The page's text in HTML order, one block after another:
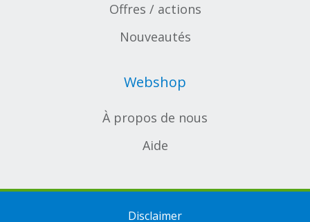
Offres / actions
Nouveautés
Webshop
À propos de nous
Aide
Disclaimer